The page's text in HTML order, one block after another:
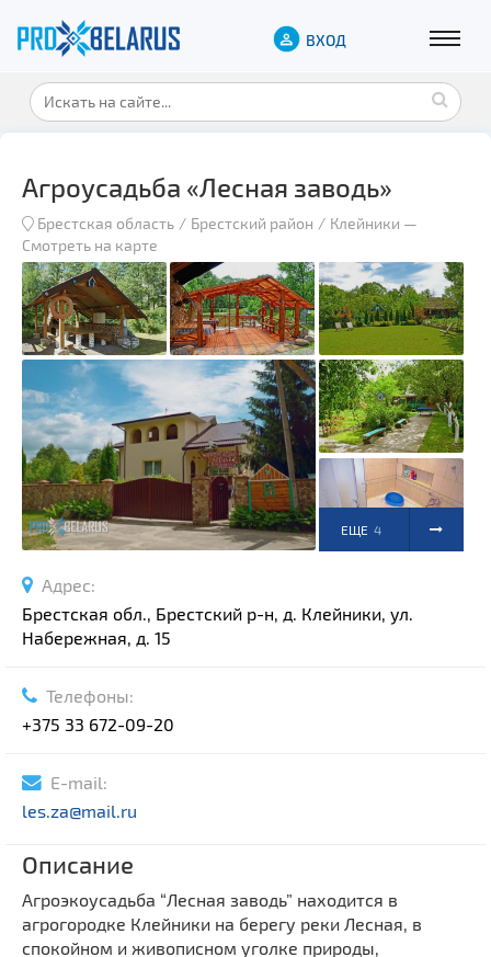
ВХОД
Агроусадьба «Лесная заводь»
Брестская область Брестский район Клейники —
Смотреть на карте
ЕЩЕ 4
Адрес:
Брестская обл., Брестский р-н, д. Клейники, ул.
Набережная, д. 15
Телефоны:
+375 33 672-09-20
E-mail:
les.za@mail.ru
Описание
Агроэкоусадьба “Лесная заводь” находится в
агрогородке Клейники на берегу реки Лесная, в
спокойном и живописном уголке природы,